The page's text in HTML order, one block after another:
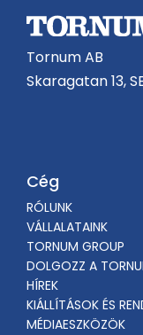
Tornum AB
Skaragatan 13,
Cég
RÓLUNK
VÁLLALATAINK
TORNUM GROUP
DOLGOZZ A
HÍREK
KIÁLLÍTÁSOK ÉS
MÉDIAESZKÖZÖK